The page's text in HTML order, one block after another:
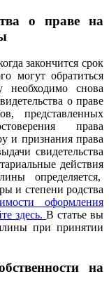
о праве на
закончится срок
могут обратиться
необходимо снова
о праве
представленных
права
и признания права
свидетельства
действия
определяется,
и степени родства
оформления
здесь.В статье вы
при принятии
на